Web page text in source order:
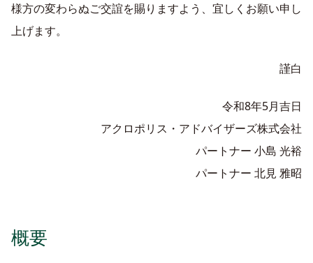
様方の変わらぬご交誼を賜りますよう、宜しくお願い申し
上げます。
謹白
令和8年5月吉日
アクロポリス・アドバイザーズ株式会社
パートナー 小島 光裕
パートナー 北見 雅昭
概要